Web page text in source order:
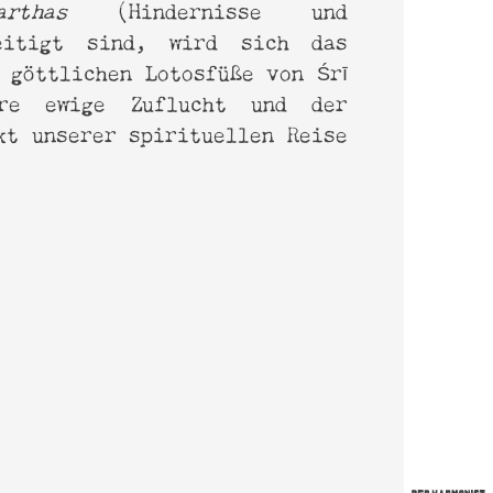
(Hindernisse und
sind, wird sich das
Lotosfüße von Śrī
ewige Zuflucht und der
unserer spirituellen Reise